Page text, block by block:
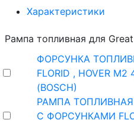
Характеристики
Рампа топливная для
ФОРСУНКА
FLORID , HOVER M2
(BOSCH)
РАМПА
С ФОРСУНКАМИ